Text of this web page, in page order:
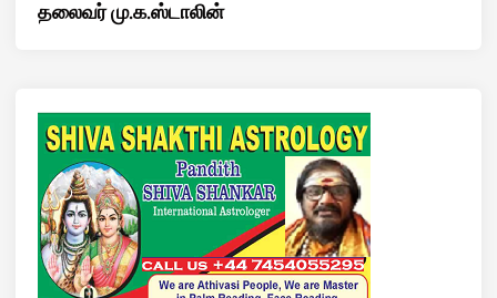
தலைவர் மு.க.ஸ்டாலின்